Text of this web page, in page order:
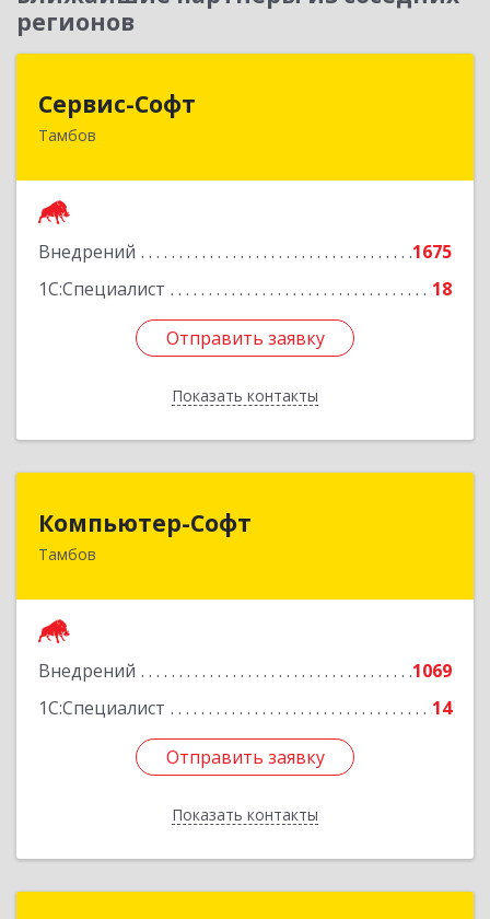
регионов
Сервис-Софт
Тамбов
Внедрений
1675
1С:Специалист
18
Отправить заявку
Показать контакты
392030, Тамбовская обл, Тамбов г, Урожайная
Отправить заявку
Назад
Компьютер-Софт
Тамбов
Внедрений
1069
1С:Специалист
14
Отправить заявку
Показать контакты
392000, Тамбовская обл, Тамбов г, Советская
Отправить заявку
Назад